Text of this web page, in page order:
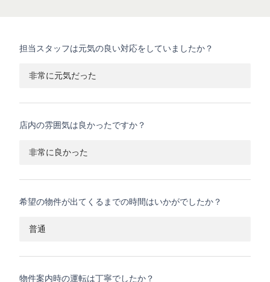
担当スタッフは元気の良い対応をしていましたか？
非常に元気だった
店内の雰囲気は良かったですか？
非常に良かった
希望の物件が出てくるまでの時間はいかがでしたか？
普通
物件案内時の運転は丁寧でしたか？